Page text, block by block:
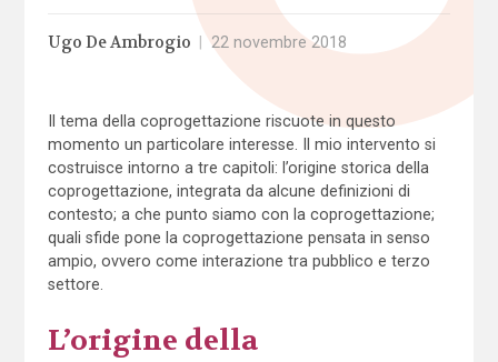
Ugo De Ambrogio 22 novembre 2018
Il tema della coprogettazione riscuote in questo
momento un particolare interesse. Il mio intervento si
costruisce intorno a tre capitoli: l’origine storica della
coprogettazione, integrata da alcune definizioni di
contesto; a che punto siamo con la coprogettazione;
quali sfide pone la coprogettazione pensata in senso
ampio, ovvero come interazione tra pubblico e terzo
settore.
L’origine della